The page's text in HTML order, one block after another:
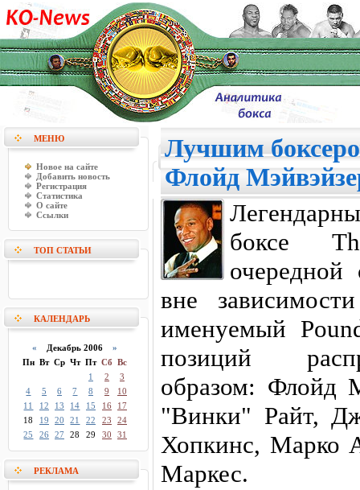
МЕНЮ
Новое на сайте
Добавить новость
Регистрация
Статистика
О сайте
Ссылки
ТОП СТАТЬИ
КАЛЕНДАРЬ
« Декабрь 2006 »
Пн Вт Ср Чт Пт Сб Вс
1
2
3
4
5 6 7 8 9
10
11
12 13 14 15 16
17
18
19 20 21 22 23
24
25
26 27 28 29 30 31
РЕКЛАМА
Лучшим
Флойд
боксе
очередной
вне
именуемый
позиций
образом: Флойд
"Винки" Райт,
Хопкинс, Марко
Маркес.